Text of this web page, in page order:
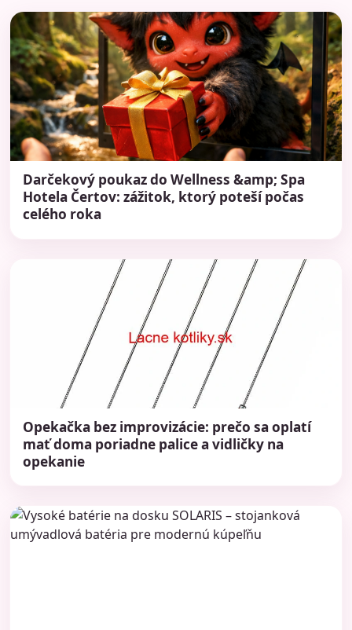
Darčekový poukaz do Wellness &amp; Spa
Hotela Čertov: zážitok, ktorý poteší počas
celého roka
Opekačka bez improvizácie: prečo sa oplatí
mať doma poriadne palice a vidličky na
opekanie